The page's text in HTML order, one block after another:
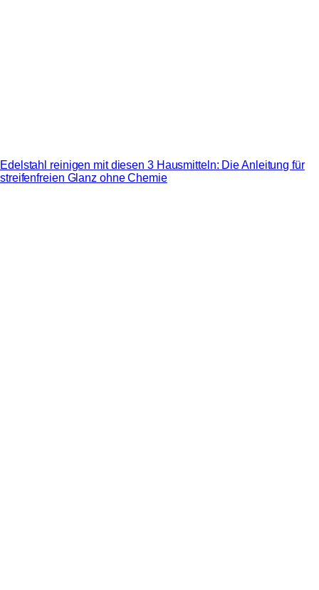
Edelstahl reinigen mit diesen 3 Hausmitteln: Die Anleitung für
streifenfreien Glanz ohne Chemie